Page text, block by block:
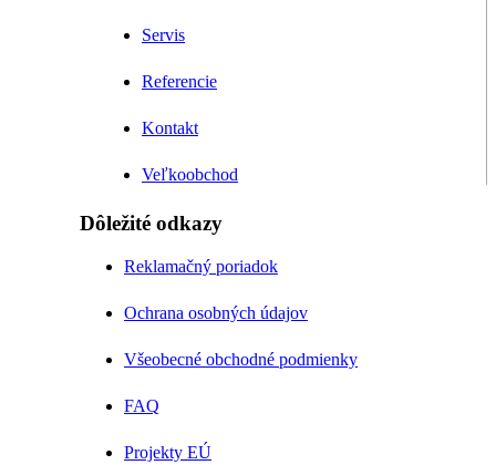
Servis
Referencie
Kontakt
Veľkoobchod
Dôležité odkazy
Reklamačný poriadok
Ochrana osobných údajov
Všeobecné obchodné podmienky
FAQ
Projekty EÚ